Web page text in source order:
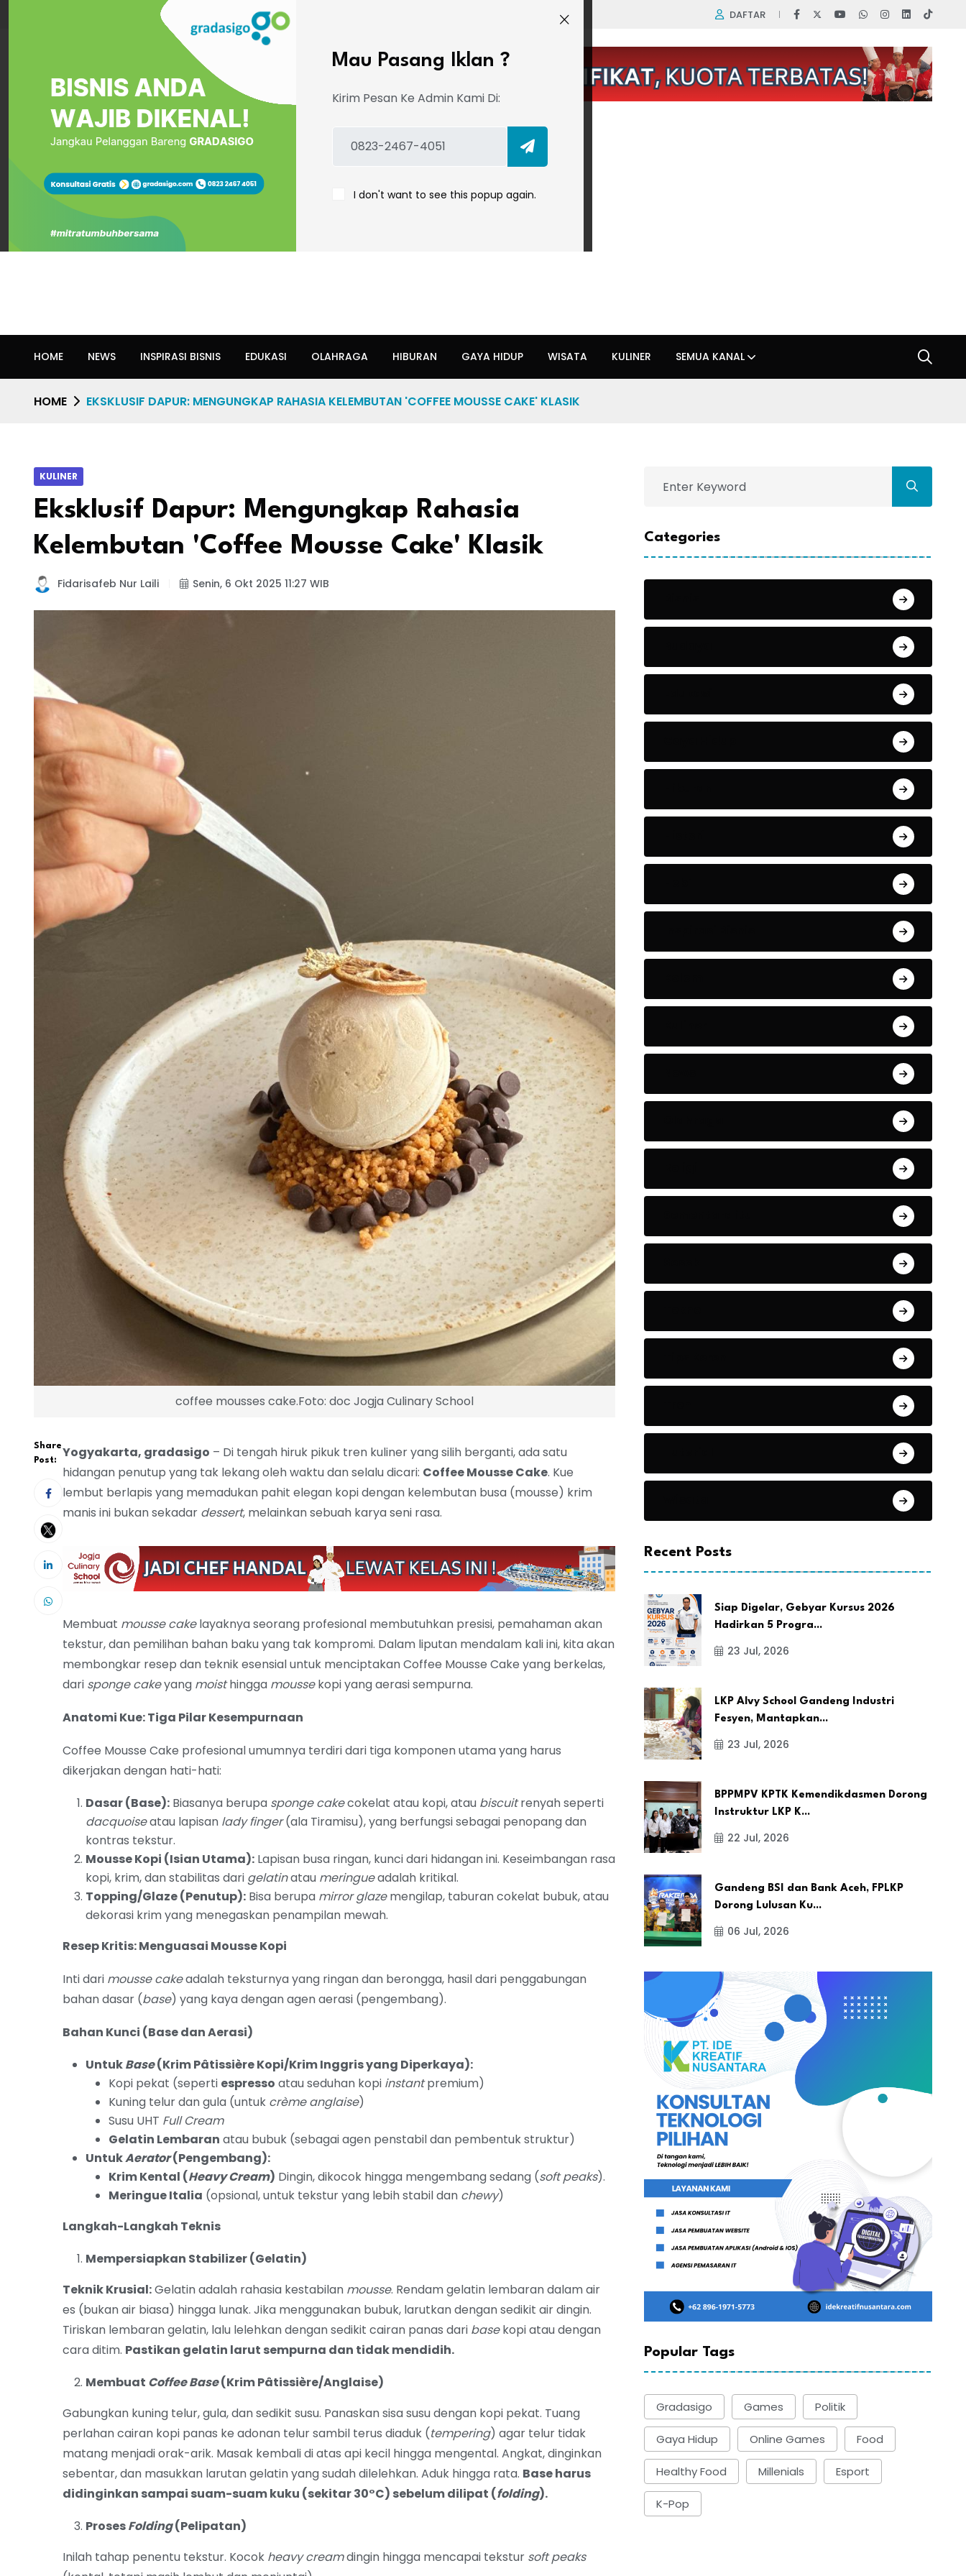
Mau Pasang Iklan ?
Kirim Pesan Ke Admin Kami Di:
I don't want to see this popup again.
DISCLAIMER KEBIJAKAN PRIVASI DAFTAR
HOME NEWS INSPIRASI BISNIS EDUKASI OLAHRAGA HIBURAN GAYA HIDUP WISATA KULINER SEMUA KANAL
HOME EKSKLUSIF DAPUR: MENGUNGKAP RAHASIA KELEMBUTAN 'COFFEE MOUSSE CAKE' KLASIK
KULINER
Eksklusif Dapur: Mengungkap Rahasia
Kelembutan 'Coffee Mousse Cake' Klasik
Fidarisafeb Nur Laili Senin, 6 Okt 2025 11:27 WIB
coffee mousses cake.Foto: doc Jogja Culinary School
Share
Post:
Yogyakarta, gradasigo – Di tengah hiruk pikuk tren kuliner yang silih berganti, ada satu
hidangan penutup yang tak lekang oleh waktu dan selalu dicari: Coffee Mousse Cake. Kue
lembut berlapis yang memadukan pahit elegan kopi dengan kelembutan busa (mousse) krim
manis ini bukan sekadar dessert, melainkan sebuah karya seni rasa.
Membuat mousse cakelayaknya seorang profesional membutuhkan presisi, pemahaman akan
tekstur, dan pemilihan bahan baku yang tak kompromi. Dalam liputan mendalam kali ini, kita akan
membongkar resep dan teknik esensial untuk menciptakan Coffee Mousse Cake yang berkelas,
dari sponge cakeyang moisthingga moussekopi yang aerasi sempurna.
Anatomi Kue: Tiga Pilar Kesempurnaan
Coffee Mousse Cake profesional umumnya terdiri dari tiga komponen utama yang harus
dikerjakan dengan hati-hati:
Dasar (Base): Biasanya berupa sponge cakecokelat atau kopi, atau biscuitrenyah seperti
dacquoiseatau lapisan lady finger(ala Tiramisu), yang berfungsi sebagai penopang dan
kontras tekstur.
Mousse Kopi (Isian Utama): Lapisan busa ringan, kunci dari hidangan ini. Keseimbangan rasa
kopi, krim, dan stabilitas dari gelatinatau meringueadalah kritikal.
Topping/Glaze (Penutup): Bisa berupa mirror glazemengilap, taburan cokelat bubuk, atau
dekorasi krim yang menegaskan penampilan mewah.
Resep Kritis: Menguasai Mousse Kopi
Inti dari mousse cakeadalah teksturnya yang ringan dan berongga, hasil dari penggabungan
bahan dasar (base) yang kaya dengan agen aerasi (pengembang).
Bahan Kunci (Base dan Aerasi)
UntukBase(Krim Pâtissière Kopi/Krim Inggris yang Diperkaya):
Kopi pekat (seperti espresso atau seduhan kopi instantpremium)
Kuning telur dan gula (untuk crème anglaise)
Susu UHT Full Cream
Gelatin Lembaran atau bubuk (sebagai agen penstabil dan pembentuk struktur)
UntukAerator(Pengembang):
Krim Kental (Heavy Cream) Dingin, dikocok hingga mengembang sedang (soft peaks).
Meringue Italia (opsional, untuk tekstur yang lebih stabil dan chewy)
Langkah-Langkah Teknis
Mempersiapkan Stabilizer (Gelatin)
Teknik Krusial:Gelatin adalah rahasia kestabilan mousse. Rendam gelatin lembaran dalam air
es (bukan air biasa) hingga lunak. Jika menggunakan bubuk, larutkan dengan sedikit air dingin.
Tiriskan lembaran gelatin, lalu lelehkan dengan sedikit cairan panas dari basekopi atau dengan
cara ditim. Pastikan gelatin larut sempurna dan tidak mendidih.
Membuat Coffee Base(Krim Pâtissière/Anglaise)
Gabungkan kuning telur, gula, dan sedikit susu. Panaskan sisa susu dengan kopi pekat. Tuang
perlahan cairan kopi panas ke adonan telur sambil terus diaduk (tempering) agar telur tidak
matang menjadi orak-arik. Masak kembali di atas api kecil hingga mengental. Angkat, dinginkan
sebentar, dan masukkan larutan gelatin yang sudah dilelehkan. Aduk hingga rata. Base harus
didinginkan sampai suam-suam kuku (sekitar 30°C) sebelum dilipat (folding).
ProsesFolding(Pelipatan)
Inilah tahap penentu tekstur. Kocok heavy creamdingin hingga mencapai tekstur soft peaks
Categories
Recent Posts
Siap Digelar, Gebyar Kursus 2026
Hadirkan 5 Progra...
23 Jul, 2026
LKP Alvy School Gandeng Industri
Fesyen, Mantapkan...
23 Jul, 2026
BPPMPV KPTK Kemendikdasmen Dorong
Instruktur LKP K...
22 Jul, 2026
Gandeng BSI dan Bank Aceh, FPLKP
Dorong Lulusan Ku...
06 Jul, 2026
Popular Tags
Gradasigo Games Politik
Gaya Hidup Online Games Food
Healthy Food Millenials Esport
K-Pop